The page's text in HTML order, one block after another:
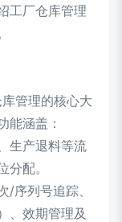
工厂仓库管理
管理的核心大
能涵盖：
生产退料等流
配。
/序列号追踪、
、效期管理及